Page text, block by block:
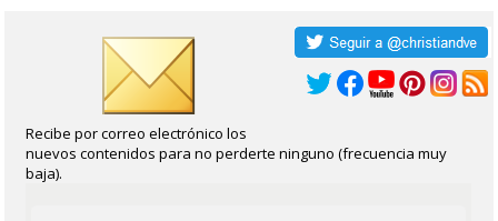
Recibe por correo electrónico los
nuevos contenidos para no perderte ninguno (frecuencia muy
baja).